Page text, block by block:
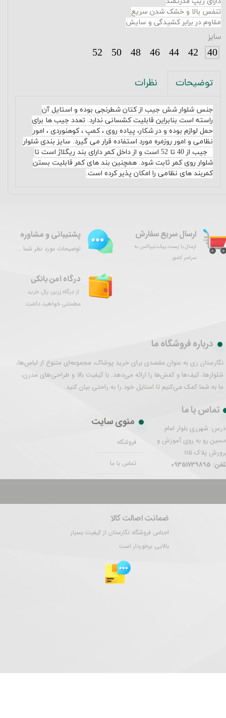
تنفس بالا و خشک شدن سریع
مقاوم در برابر کشیدگی و سایش
سایز
40
42
44
46
48
50
52
توضیحات نظرات
جنس شلوار شش جیب از کتان شطرنجی بوده و استایل آن
راسته است بنابراین قابلیت کشسانی ندارد. تعدد جیب ها برای
حمل لوازم بوده و در شکار، پیاده روی ، کمپ ، کوهنوردی ، امور
نظامی و امور روزمره مورد استفاده قرار می گیرد. سایز بندی شلوار
6 جیب از 40 تا 52 است و از داخل کمر دارای بند ریگلاژ است تا
شلوار روی کمر ثابت شود. همچنین بند های کمر قابلیت بستن
کمربند های نظامی را امکان پذیر کرده است.
ضمانت اصالت کالا
اجناس فروشگاه نگارستان از کیفیت بسیار
بالایی برخوردار است
ارسال سریع سفارش
ارسال با پست،پیک،تیپاکس به
سراسر کشور
درگاه امن بانکی
از درگاه زرین پال خرید
مطمئنی خواهید داشت
پشتیبانی و مشاوره
توضیحات مورد نظر شما ...
درباره فروشگاه ما
نگارستان ری به عنوان مقصدی برای خرید پوشاک، مجموعه‌ای متنوع از لباس‌ها،
شلوارها، کیف‌ها و کفش‌ها را ارائه می‌دهد. با کیفیت بالا و طراحی‌های مدرن،
ما به شما کمک می‌کنیم تا استایل خود را به راحتی بیان کنید.
تماس با ما
شهرری بلوار امام
رو به روی آموزش و
پلاک 115
09351739895
منوی سایت
فروشگاه
تماس با ما